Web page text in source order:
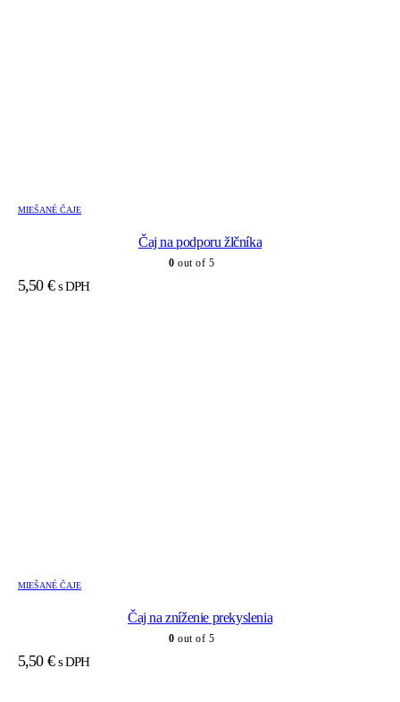
MIEŠANÉ ČAJE
Čaj na podporu žlčníka
0 out of 5
5,50 € s DPH
MIEŠANÉ ČAJE
Čaj na zníženie prekyslenia
0 out of 5
5,50 € s DPH